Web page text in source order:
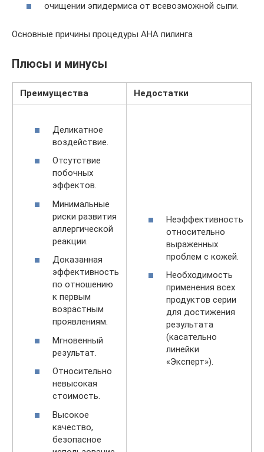
очищении эпидермиса от всевозможной сыпи.
Основные причины процедуры АНА пилинга
Плюсы и минусы
Преимущества Недостатки
Деликатное
воздействие.
Отсутствие
побочных
эффектов.
Минимальные
риски развития
аллергической
реакции.
Доказанная
эффективность
по отношению
к первым
возрастным
проявлениям.
Мгновенный
результат.
Относительно
невысокая
стоимость.
Высокое
качество,
безопасное
Неэффективность
относительно
выраженных
проблем с кожей.
Необходимость
применения всех
продуктов серии
для достижения
результата
(касательно
линейки
«Эксперт»).